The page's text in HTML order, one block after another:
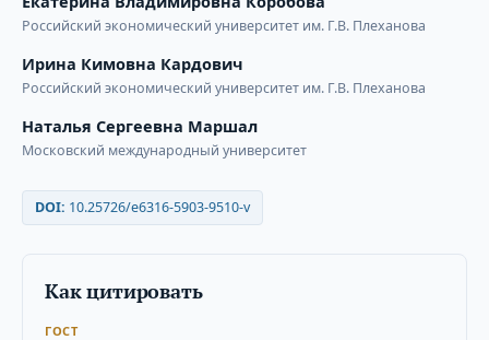
Российский экономический университет им. Г.В. Плеханова
Ирина Кимовна Кардович
Российский экономический университет им. Г.В. Плеханова
Наталья Сергеевна Маршал
Московский международный университет
DOI: 10.25726/e6316-5903-9510-v
Как цитировать
ГОСТ